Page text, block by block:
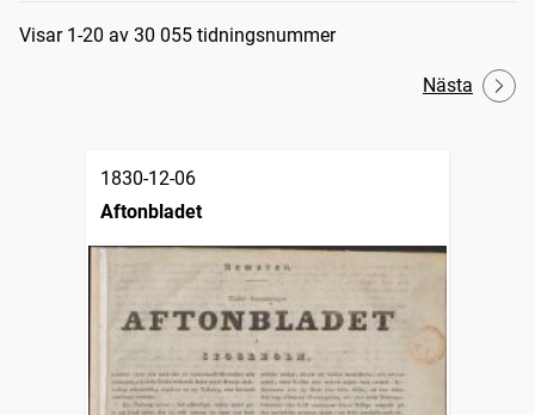
Sökresultat
Visar 1-20 av 30 055 tidningsnummer
Nästa
1830-12-06
Aftonbladet